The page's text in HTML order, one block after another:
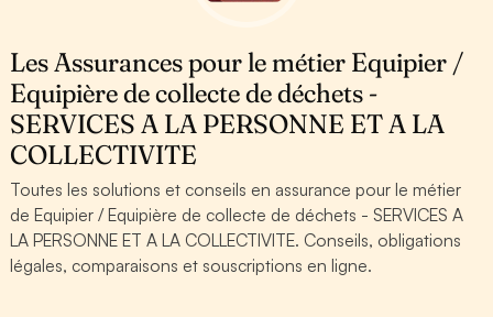
Les Assurances pour le métier Equipier /
Equipière de collecte de déchets -
SERVICES A LA PERSONNE ET A LA
COLLECTIVITE
Toutes les solutions et conseils en assurance pour le métier
de Equipier / Equipière de collecte de déchets - SERVICES A
LA PERSONNE ET A LA COLLECTIVITE. Conseils, obligations
légales, comparaisons et souscriptions en ligne.